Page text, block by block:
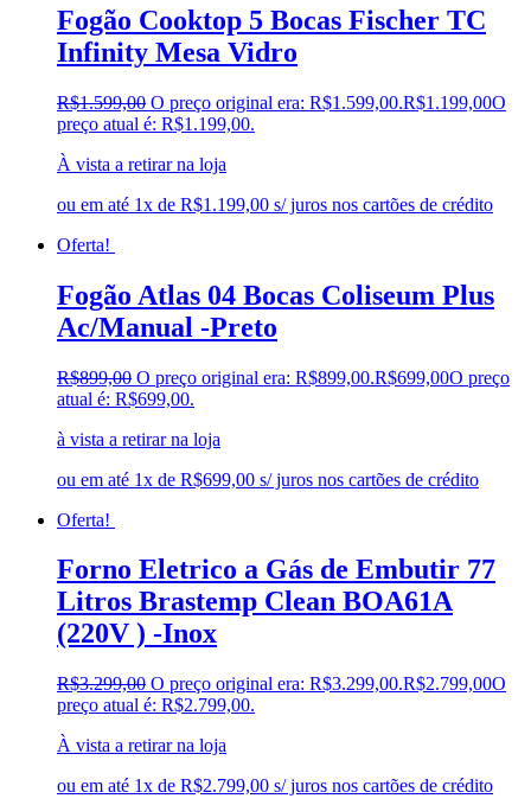
Fogão Cooktop 5 Bocas Fischer TC
Infinity Mesa Vidro
R$1.599,00 O preço original era: R$1.599,00.R$1.199,00O
preço atual é: R$1.199,00.
À vista a retirar na loja
ou em até 1x de R$1.199,00 s/ juros nos cartões de crédito
Oferta!
Fogão Atlas 04 Bocas Coliseum Plus
Ac/Manual -Preto
R$899,00 O preço original era: R$899,00.R$699,00O preço
atual é: R$699,00.
à vista a retirar na loja
ou em até 1x de R$699,00 s/ juros nos cartões de crédito
Oferta!
Forno Eletrico a Gás de Embutir 77
Litros Brastemp Clean BOA61A
(220V ) -Inox
R$3.299,00 O preço original era: R$3.299,00.R$2.799,00O
preço atual é: R$2.799,00.
À vista a retirar na loja
ou em até 1x de R$2.799,00 s/ juros nos cartões de crédito